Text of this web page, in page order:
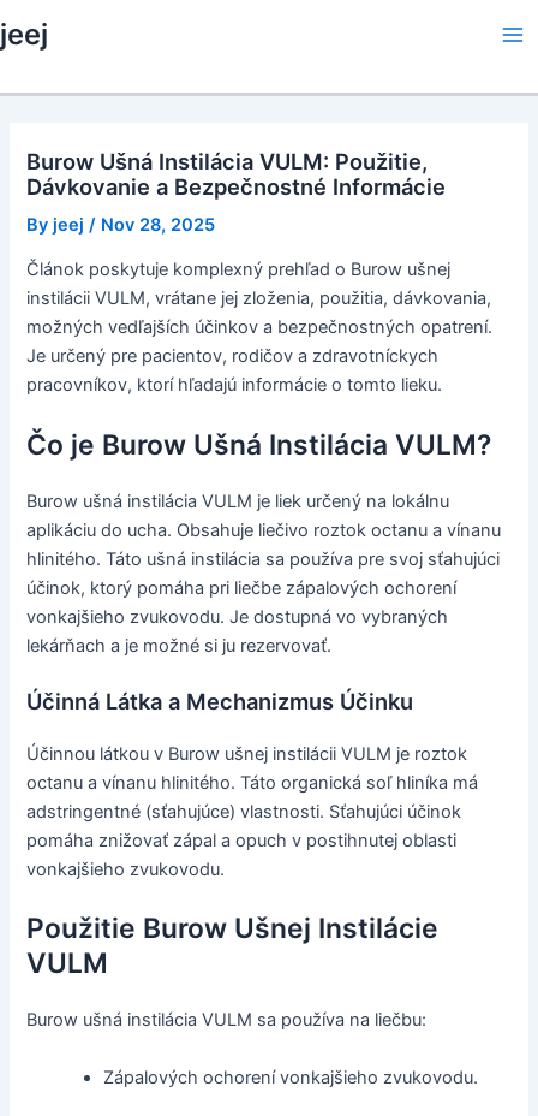
to
jeej
Burow Ušná Instilácia VULM: Použitie,
Dávkovanie a Bezpečnostné Informácie
By jeej / Nov 28, 2025
Článok poskytuje komplexný prehľad o Burow ušnej
instilácii VULM, vrátane jej zloženia, použitia, dávkovania,
možných vedľajších účinkov a bezpečnostných opatrení.
Je určený pre pacientov, rodičov a zdravotníckych
pracovníkov, ktorí hľadajú informácie o tomto lieku.
Čo je Burow Ušná Instilácia VULM?
Burow ušná instilácia VULM je liek určený na lokálnu
aplikáciu do ucha. Obsahuje liečivo roztok octanu a vínanu
hlinitého. Táto ušná instilácia sa používa pre svoj sťahujúci
účinok, ktorý pomáha pri liečbe zápalových ochorení
vonkajšieho zvukovodu. Je dostupná vo vybraných
lekárňach a je možné si ju rezervovať.
Účinná Látka a Mechanizmus Účinku
Účinnou látkou v Burow ušnej instilácii VULM je roztok
octanu a vínanu hlinitého. Táto organická soľ hliníka má
adstringentné (sťahujúce) vlastnosti. Sťahujúci účinok
pomáha znižovať zápal a opuch v postihnutej oblasti
vonkajšieho zvukovodu.
Použitie Burow Ušnej Instilácie
VULM
Burow ušná instilácia VULM sa používa na liečbu:
Zápalových ochorení vonkajšieho zvukovodu.